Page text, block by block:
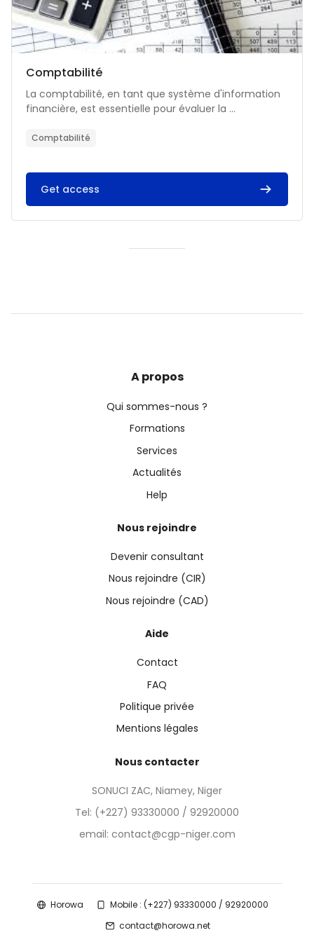
Catégorie de cours
Nom du cours
Comptabilité
Résumé du cours :
La comptabilité, en tant que système d'information
financière, est essentielle pour évaluer la ...
Comptabilité
Get access
A propos
Qui sommes-nous ?
Formations
Services
Actualités
Help
Nous rejoindre
Devenir consultant
Nous rejoindre (CIR)
Nous rejoindre (CAD)
Aide
Contact
FAQ
Politique privée
Mentions légales
Nous contacter
SONUCI ZAC, Niamey, Niger
Tel: (+227) 93330000 / 92920000
email: contact@cgp-niger.com
Horowa
Mobile : (+227) 93330000 / 92920000
contact@horowa.net